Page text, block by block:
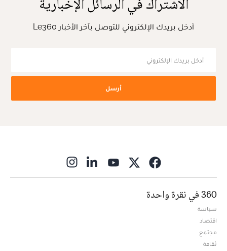
الاشتراك في الرسائل الإخبارية
أدخل بريدك الإلكتروني للتوصل بآخر الأخبار Le360
أرسل
360 في نقرة واحدة
سياسة
اقتصاد
مجتمع
ثقافة